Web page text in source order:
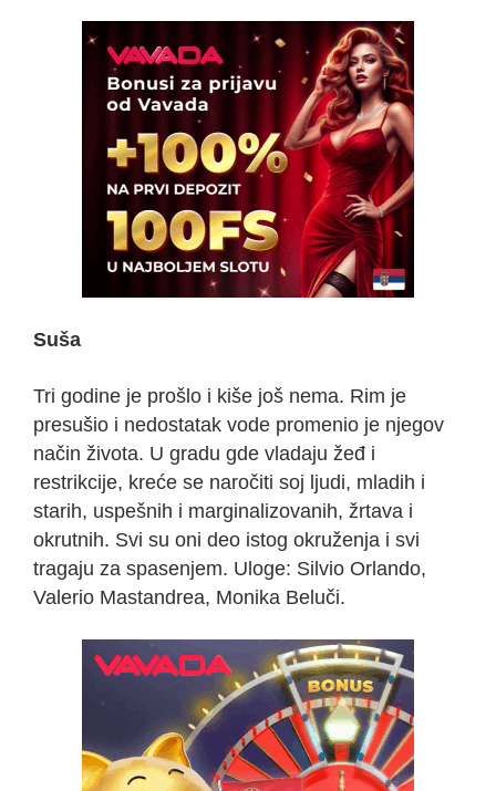
Suša
Tri godine je prošlo i kiše još nema. Rim je
presušio i nedostatak vode promenio je njegov
način života. U gradu gde vladaju žeđ i
restrikcije, kreće se naročiti soj ljudi, mladih i
starih, uspešnih i marginalizovanih, žrtava i
okrutnih. Svi su oni deo istog okruženja i svi
tragaju za spasenjem. Uloge: Silvio Orlando,
Valerio Mastandrea, Monika Beluči.